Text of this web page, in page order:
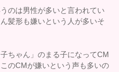
のは男性が多いと言われてい
髪形も嫌いという人が多いそ
ちゃん」のまる子になってCM
のCMが嫌いという声も多いの